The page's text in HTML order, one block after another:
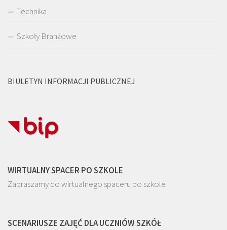
Technika
Szkoły Branżowe
BIULETYN INFORMACJI PUBLICZNEJ
WIRTUALNY SPACER PO SZKOLE
Zapraszamy do wirtualnego spaceru po szkole
SCENARIUSZE ZAJĘĆ DLA UCZNIÓW SZKÓŁ